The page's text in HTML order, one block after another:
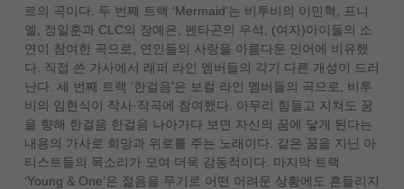
르의 곡이다. 두 번째 트랙 ‘Mermaid’는 비투비의 이민혁, 프니
엘, 정일훈과 CLC의 장예은, 펜타곤의 우석, (여자)아이들의 소
연이 참여한 곡으로, 연인들의 사랑을 아름다운 인어에 비유했
다. 직접 쓴 가사에서 래퍼 라인 멤버들의 각기 다른 개성이 드러
난다. 세 번째 트랙 ‘한걸음’은 보컬 라인 멤버들의 곡으로, 비투
비의 임현식이 작사·작곡에 참여했다. 아무리 힘들고 지쳐도 꿈
을 향해 한걸음 한걸음 나아가다 보면 자신의 꿈에 닿게 된다는
내용의 가사로 희망과 위로를 주는 노래이다. 같은 꿈을 지닌 아
티스트들의 목소리가 모여 더욱 감동적이다. 마지막 트랙
‘Young & One’은 젊음을 무기로 어떤 어려운 상황에도 흔들리지